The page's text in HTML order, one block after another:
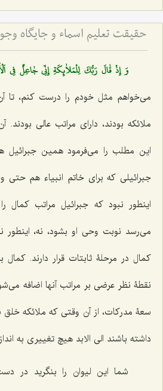
حقیقت تعلیم اسماء و جایگاه
وَ إِذْ قٰالَ رَبُّكَ لِلْمَلاٰئِكَةِ إِنِّي جٰاعِلٌ فِي
می‌خواهم مثل خودم را درست کنم، تا
ملائکه بودند، دارای مراتب عالی
این مطلب را می‌فرمود همین
جبرائیلی که برای خاتم انبیاء هم
اینطور نبود که جبرائیل مراتب
می‌رسد نوبت وحی او بشود، نه، اینطور
کمال در مرحلۀ ثابتات قرار دارند. کمال
نقطۀ نظر عرضی بر مراتب آنها اضافه
سعۀ مدرکات، از آن وقتی که ملائکه
داشته باشند الی الابد هیچ تغییری به
شما این لیوان را بنگرید در